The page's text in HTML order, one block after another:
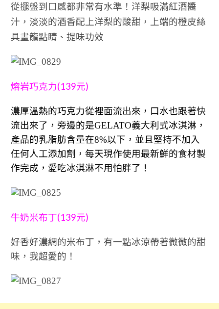
從擺盤到口感都非常有水準！洋梨吸滿紅酒醬
汁，淡淡的酒香配上洋梨的酸甜，上端的橙皮絲
具畫龍點睛、提味功效
熔岩巧克力(139元)
濃厚溫熱的巧克力從裡面流出來，口水也跟著快
流出來了，旁邊的是GELATO義大利式冰淇淋，
產品的乳脂肪含量在8%以下，並且堅持不加入
任何人工添加劑，每天現作使用最新鮮的食材製
作完成，愛吃冰淇淋不用怕胖了！
牛奶米布丁(139元)
好香好濃綢的米布丁，有一點冰涼帶著微微的甜
味，我超愛的！